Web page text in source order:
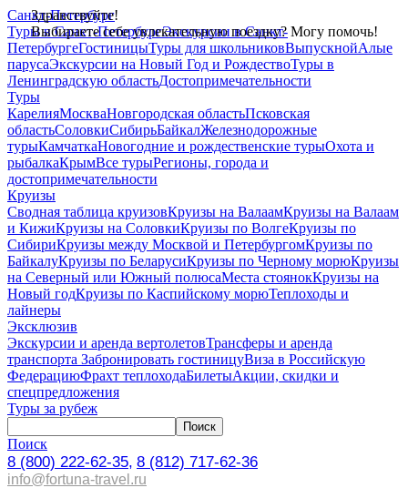
Здравствуйте!
Выбираете себе увлекательную поездку? Могу помочь!
Санкт-Петербург
Туры в Санкт-ПетербургЭкскурсии в Санкт-
ПетербургеГостиницыТуры для школьниковВыпускнойАлые
парусаЭкскурсии на Новый Год и РождествоТуры в
Ленинградскую областьДостопримечательности
Туры
КарелияМоскваНовгородская областьПсковская
областьСоловкиСибирьБайкалЖелезнодорожные
турыКамчаткаНовогодние и рождественские турыОхота и
рыбалкаКрымВсе турыРегионы, города и
достопримечательности
Круизы
Сводная таблица круизовКруизы на ВалаамКруизы на Валаам
и КижиКруизы на СоловкиКруизы по ВолгеКруизы по
СибириКруизы между Москвой и ПетербургомКруизы по
БайкалуКруизы по БеларусиКруизы по Черному морюКруизы
на Северный или Южный полюсаМеста стоянокКруизы на
Новый годКруизы по Каспийскому морюТеплоходы и
лайнеры
Эксклюзив
Экскурсии и аренда вертолетовТрансферы и аренда
транспорта Забронировать гостиницуВиза в Российскую
ФедерациюФрахт теплоходаБилетыАкции, скидки и
спецпредложения
Туры за рубеж
Поиск
8 (800) 222-62-35, 8 (812) 717-62-36
info@fortuna-travel.ru